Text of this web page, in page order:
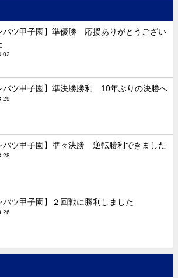
バツ甲子園】準優勝 応援ありがとうござい
バツ甲子園】準決勝勝利 10年ぶりの決勝へ
バツ甲子園】準々決勝 逆転勝利できました
バツ甲子園】２回戦に勝利しました